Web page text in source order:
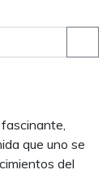
que uno se
del